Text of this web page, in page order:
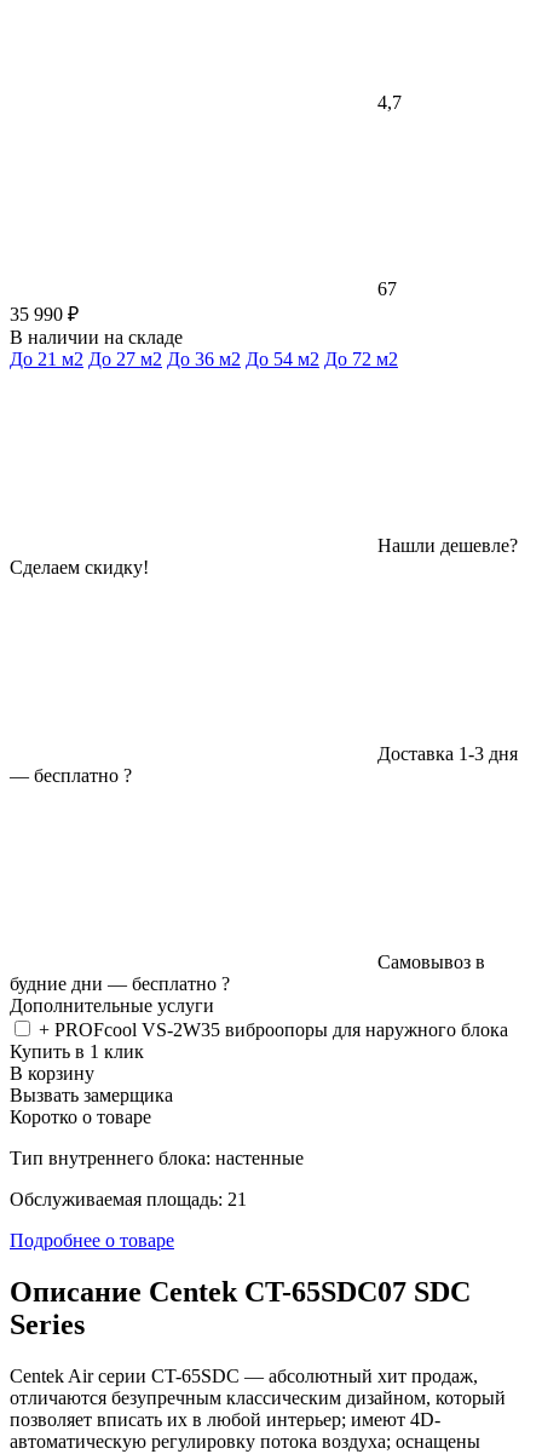
4,7
67
35 990 ₽
В наличии на складе
До 21 м2 До 27 м2 До 36 м2 До 54 м2 До 72 м2
Нашли дешевле?
Сделаем скидку!
Доставка 1-3 дня
— бесплатно ?
Самовывоз в
будние дни — бесплатно ?
Дополнительные услуги
+ PROFcool VS-2W35 виброопоры для наружного блока
Купить в 1 клик
В корзину
Вызвать замерщика
Коротко о товаре
Тип внутреннего блока: настенные
Обслуживаемая площадь: 21
Подробнее о товаре
Описание Centek CT-65SDC07 SDC
Series
Centek Air серии CT-65SDC — абсолютный хит продаж,
отличаются безупречным классическим дизайном, который
позволяет вписать их в любой интерьер; имеют 4D-
автоматическую регулировку потока воздуха; оснащены